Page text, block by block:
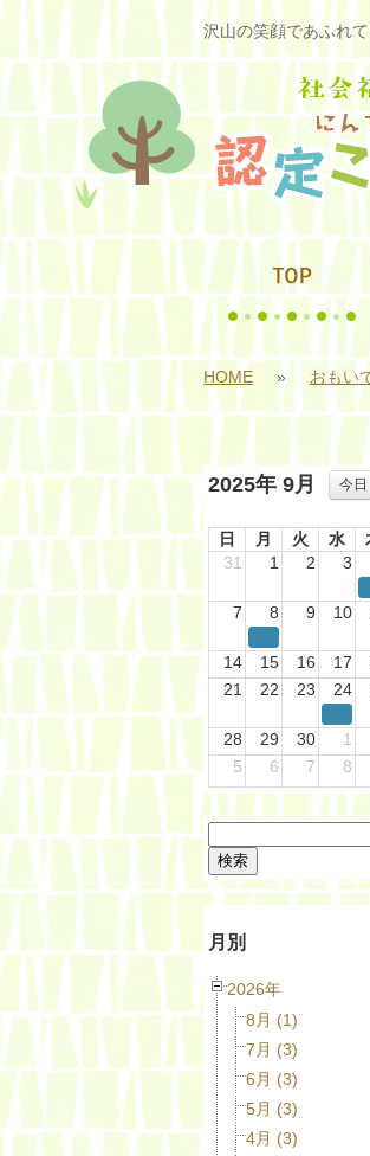
沢山の笑顔であふれ
HOME » おもい
2025年 9月 今日
日 月 火 水
31
1 2 3
7 8 9 10
14 15 16 17
21
22 23 24
28 29 30 1
5
6 7 8
検索
月別
2026年
8月 (1)
7月 (3)
6月 (3)
5月 (3)
4月 (3)